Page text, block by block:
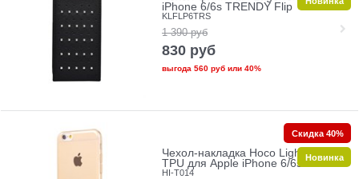
iPhone 6/6s TRENDY Flip
KLFLP6TRS
1 390 руб
830 руб
выгода 560 рубили 40%
Чехол-накладка Hoco Light Series
TPU для Apple iPhone 6/6s
HI-T014
Скидка 40%
Новинка